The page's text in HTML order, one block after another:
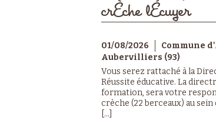
crÈche lÉcuyer
01/08/2026 Commune
Aubervilliers (93)
Vous serez rattaché à la
Réussite éducative. La
formation, sera votre
crèche (22 berceaux) au
[...]